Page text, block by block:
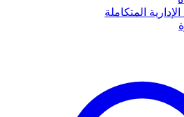
المتكاملة